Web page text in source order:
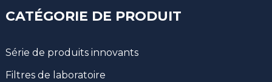
CATÉGORIE DE PRODUIT
Série de produits innovants
Filtres de laboratoire